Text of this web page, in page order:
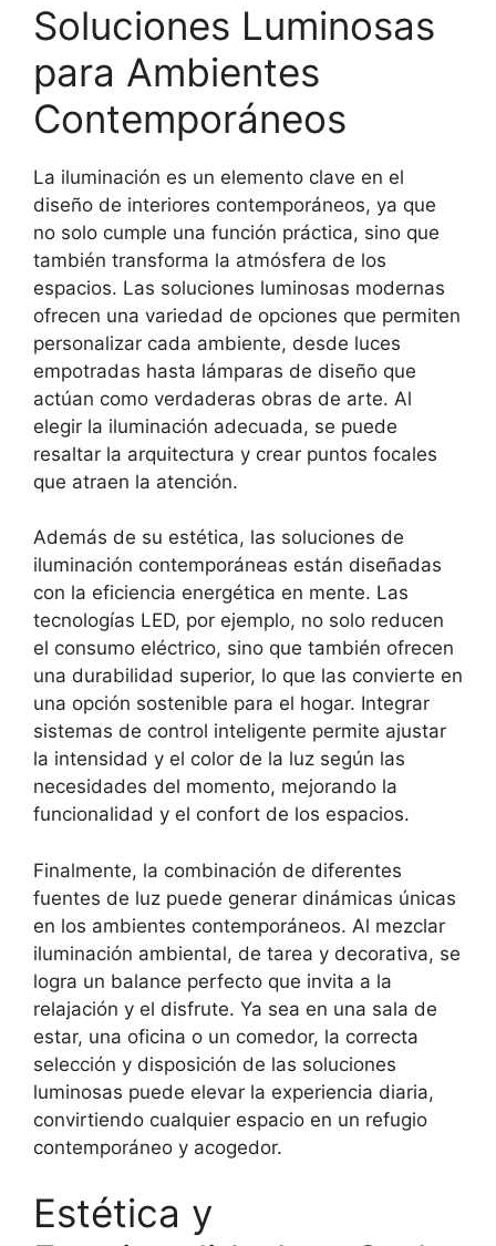
Soluciones Luminosas
para Ambientes
Contemporáneos
La iluminación es un elemento clave en el
diseño de interiores contemporáneos, ya que
no solo cumple una función práctica, sino que
también transforma la atmósfera de los
espacios. Las soluciones luminosas modernas
ofrecen una variedad de opciones que permiten
personalizar cada ambiente, desde luces
empotradas hasta lámparas de diseño que
actúan como verdaderas obras de arte. Al
elegir la iluminación adecuada, se puede
resaltar la arquitectura y crear puntos focales
que atraen la atención.
Además de su estética, las soluciones de
iluminación contemporáneas están diseñadas
con la eficiencia energética en mente. Las
tecnologías LED, por ejemplo, no solo reducen
el consumo eléctrico, sino que también ofrecen
una durabilidad superior, lo que las convierte en
una opción sostenible para el hogar. Integrar
sistemas de control inteligente permite ajustar
la intensidad y el color de la luz según las
necesidades del momento, mejorando la
funcionalidad y el confort de los espacios.
Finalmente, la combinación de diferentes
fuentes de luz puede generar dinámicas únicas
en los ambientes contemporáneos. Al mezclar
iluminación ambiental, de tarea y decorativa, se
logra un balance perfecto que invita a la
relajación y el disfrute. Ya sea en una sala de
estar, una oficina o un comedor, la correcta
selección y disposición de las soluciones
luminosas puede elevar la experiencia diaria,
convirtiendo cualquier espacio en un refugio
contemporáneo y acogedor.
Estética y